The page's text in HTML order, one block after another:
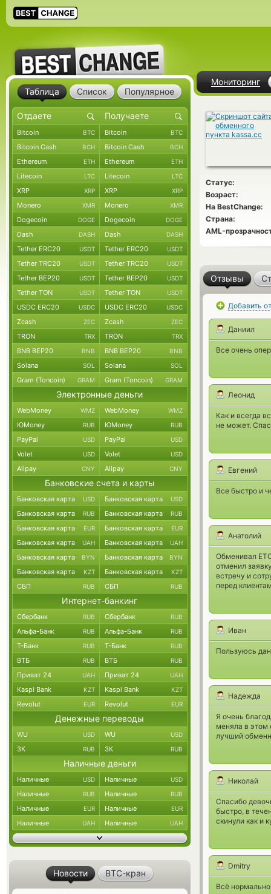
Мониторинг
Статус:
Возраст:
На BestChange:
Страна:
AML-
Отзывы
Добавить
Даниил
Все очень
Леонид
Как и всегда
не может.
Евгений
Все быстро и
Анатолий
Обменивал
отменил
встречу и
перед
Иван
Пользуюсь
Надежда
Я очень
меняла в этом
лучший
Николай
Спасибо
быстро, в
скинули как и
Dmitry
Всё
Таблица Список Популярное
Bitcoin BTC Bitcoin BTC
Bitcoin Cash BCH Bitcoin Cash BCH
Ethereum ETH Ethereum ETH
Litecoin LTC Litecoin LTC
XRP XRP XRP XRP
Monero XMR Monero XMR
Dogecoin DOGE Dogecoin DOGE
Dash DASH Dash DASH
Tether ERC20 USDT Tether ERC20 USDT
Tether TRC20 USDT Tether TRC20 USDT
Tether BEP20 USDT Tether BEP20 USDT
Tether TON USDT Tether TON USDT
USDC ERC20 USDC USDC ERC20 USDC
Zcash ZEC Zcash ZEC
TRON TRX TRON TRX
BNB BEP20 BNB BNB BEP20 BNB
Solana SOL Solana SOL
Gram (Toncoin) GRAM Gram (Toncoin) GRAM
Электронные деньги
WebMoney WMZ WebMoney WMZ
ЮMoney RUB ЮMoney RUB
PayPal USD PayPal USD
Volet USD Volet USD
Alipay CNY Alipay CNY
Банковские счета и карты
Банковская карта USD Банковская карта USD
Банковская карта RUB Банковская карта RUB
Банковская карта EUR Банковская карта EUR
Банковская карта UAH Банковская карта UAH
Банковская карта BYN Банковская карта BYN
Банковская карта KZT Банковская карта KZT
СБП RUB СБП RUB
Интернет-банкинг
Сбербанк RUB Сбербанк RUB
Альфа-Банк RUB Альфа-Банк RUB
Т-Банк RUB Т-Банк RUB
ВТБ RUB ВТБ RUB
Приват 24 UAH Приват 24 UAH
Kaspi Bank KZT Kaspi Bank KZT
Revolut EUR Revolut EUR
Денежные переводы
WU USD WU USD
ЗК RUB ЗК RUB
Наличные деньги
Наличные USD Наличные USD
Наличные RUB Наличные RUB
Наличные EUR Наличные EUR
Наличные UAH Наличные UAH
Новости BTC-кран